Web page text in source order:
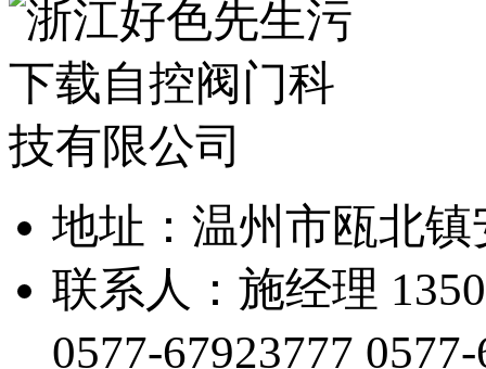
地址：温州市瓯北
联系人：施经理
0577-67923777